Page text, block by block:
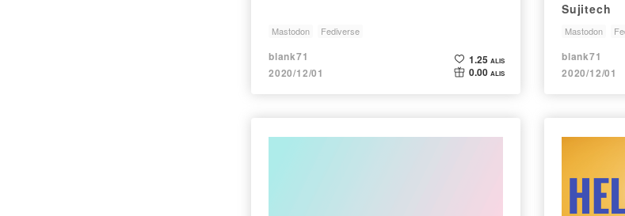
Mastodon Fediverse
blank71
2020/12/01
1.25 ALIS
0.00 ALIS
Sujitech
Mastodon
Sujitech
blank71
2020/12/01